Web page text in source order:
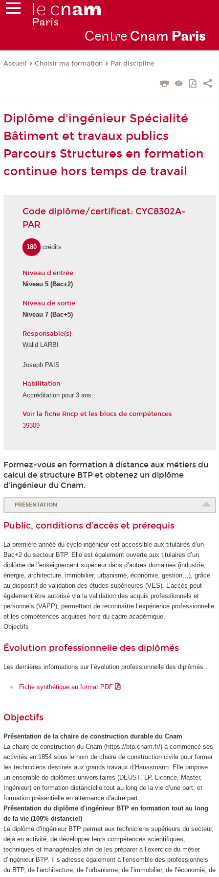
Centre Cnam Paris
Accueil Choisir ma formation Par discipline
Diplôme d'ingénieur Spécialité
Bâtiment et travaux publics
Parcours Structures en formation
continue hors temps de travail
Code diplôme/certificat: CYC8302A-
PAR
180 crédits
Niveau d'entrée
Niveau 5(Bac+2)
Niveau de sortie
Niveau 7(Bac+5)
Responsable(s)
Walid LARBI
Joseph PAIS
Habilitation
Accréditation pour 3 ans.
Voir la fiche Rncp et les blocs de compétences
39309
Formez-vous en formation à distance aux métiers du
calcul de structure BTP et obtenez un diplôme
d’ingénieur du Cnam.
PRÉSENTATION
Public, conditions d’accès et prérequis
La première année du cycle ingénieur est accessible aux titulaires d’un
Bac+2 du secteur BTP. Elle est également ouverte aux titulaires d’un
diplôme de l’enseignement supérieur dans d’autres domaines (industrie,
énergie, architecture, immobilier, urbanisme, économie, gestion…), grâce
au dispositif de validation des études supérieures (VES). L’accès peut
également être autorisé via la validation des acquis professionnels et
personnels (VAPP), permettant de reconnaître l’expérience professionnelle
et les compétences acquises hors du cadre académique.
Objectifs
Évolution professionnelle des diplômés
Les dernières informations sur l’évolution professionnelle des diplômés :
Fiche synthétique au format PDF
Objectifs
Présentation de la chaire de construction durable du Cnam
La chaire de construction du Cnam (https://btp.cnam.fr/) a commencé ses
activités en 1854 sous le nom de chaire de construction civile pour former
les techniciens destinés aux grands travaux d’Haussmann. Elle propose
un ensemble de diplômes universitaires (DEUST, LP, Licence, Master,
Ingénieur) en formation distancielle tout au long de la vie d’une part, et
formation présentielle en alternanced’autre part.
Présentation du diplôme d'ingénieur BTP en formation tout au long
de la vie (100% distanciel)
Le diplôme d’ingénieur BTP permet aux techniciens supérieurs du secteur,
déjà en activité, de développer leurs compétences scientifiques,
techniques et managériales afin de les préparer à l’exercice du métier
d’ingénieur BTP. Il s’adresse également à l’ensemble des professionnels
du BTP, de l’architecture, de l’urbanisme, de l’immobilier, de l’économie, de